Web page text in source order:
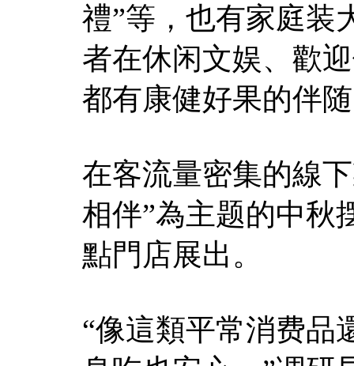
禮”等，也有家庭装
者在休闲文娱、歡
都有康健好果的伴
在客流量密集的線
相伴”為主题的中秋
點門店展出。
“像這類平常消费品